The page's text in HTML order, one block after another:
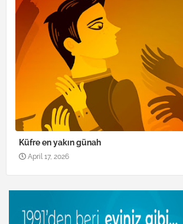
Küfre en yakın günah
April 17, 2026